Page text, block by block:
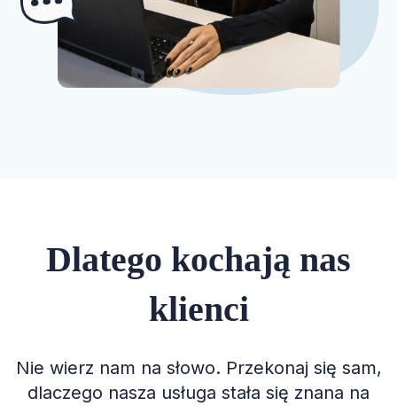
Dlatego kochają nas
klienci
Nie wierz nam na słowo. Przekonaj się sam,
dlaczego nasza usługa stała się znana na